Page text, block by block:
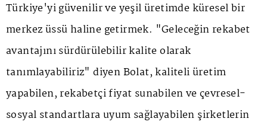
Türkiye'yi güvenilir ve yeşil üretimde küresel bir
merkez üssü haline getirmek. "Geleceğin rekabet
avantajını sürdürülebilir kalite olarak
tanımlayabiliriz" diyen Bolat, kaliteli üretim
yapabilen, rekabetçi fiyat sunabilen ve çevresel-
sosyal standartlara uyum sağlayabilen şirketlerin